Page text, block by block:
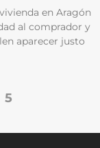
en Aragón
al comprador y
aparecer justo
5